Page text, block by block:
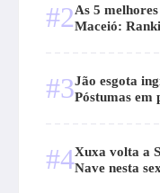
#2As 5
Maceió:
#3Jão esgota
Póstumas em
#4Xuxa volta a
Nave nesta